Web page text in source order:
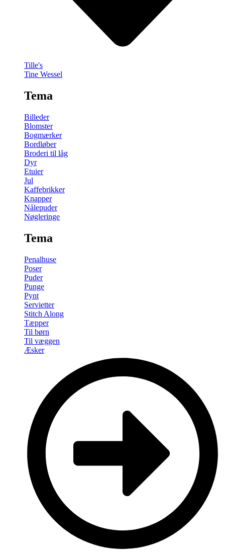
Tille's
Tine Wessel
Tema
Billeder
Blomster
Bogmærker
Bordløber
Broderi til låg
Dyr
Etuier
Jul
Kaffebrikker
Knapper
Nålepuder
Nøgleringe
Tema
Penalhuse
Poser
Puder
Punge
Pynt
Servietter
Stitch Along
Tæpper
Til børn
Til væggen
Æsker